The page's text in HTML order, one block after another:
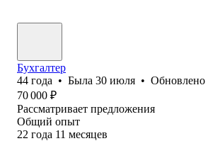
Бухгалтер
44 года • Была 30 июля • Обновлено
70 000 ₽
Рассматривает предложения
Общий опыт
22 года 11 месяцев